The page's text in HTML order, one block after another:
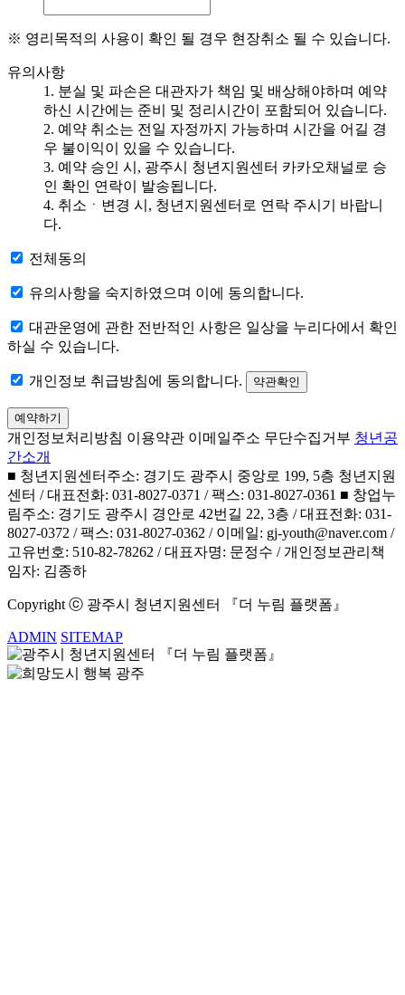
※ 영리목적의 사용이 확인 될 경우 현장취소 될 수 있습니다.
유의사항
1. 분실 및 파손은 대관자가 책임 및 배상해야하며 예약
하신 시간에는 준비 및 정리시간이 포함되어 있습니다.
2. 예약 취소는 전일 자정까지 가능하며 시간을 어길 경
우 불이익이 있을 수 있습니다.
3. 예약 승인 시, 광주시 청년지원센터 카카오채널로 승
인 확인 연락이 발송됩니다.
4. 취소ㆍ변경 시, 청년지원센터로 연락 주시기 바랍니
다.
전체동의
유의사항을 숙지하였으며 이에 동의합니다.
대관운영에 관한 전반적인 사항은 일상을 누리다에서 확인
하실 수 있습니다.
개인정보 취급방침에 동의합니다. 약관확인
예약하기
개인정보처리방침 이용약관 이메일주소 무단수집거부 청년공
간소개
■ 청년지원센터주소: 경기도 광주시 중앙로 199, 5층 청년지원
센터 / 대표전화: 031-8027-0371 / 팩스: 031-8027-0361 ■ 창업누
림주소: 경기도 광주시 경안로 42번길 22, 3층 / 대표전화: 031-
8027-0372 / 팩스: 031-8027-0362 / 이메일: gj-youth@naver.com /
고유번호: 510-82-78262 / 대표자명: 문정수 / 개인정보관리책
임자: 김종하
Copyright ⓒ 광주시 청년지원센터 『더 누림 플랫폼』
ADMIN SITEMAP